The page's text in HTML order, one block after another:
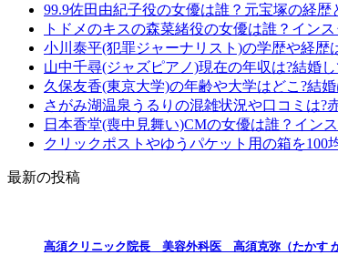
99.9佐田由紀子役の女優は誰？元宝塚の経歴
トドメのキスの森菜緒役の女優は誰？イン
小川泰平(犯罪ジャーナリスト)の学歴や経歴
山中千尋(ジャズピアノ)現在の年収は?結婚
久保友香(東京大学)の年齢や大学はどこ?結
さがみ湖温泉うるりの混雑状況や口コミは?
日本香堂(喪中見舞い)CMの女優は誰？イン
クリックポストやゆうパケット用の箱を100
最新の投稿
高須クリニック院長 美容外科医 高須克弥（たかす